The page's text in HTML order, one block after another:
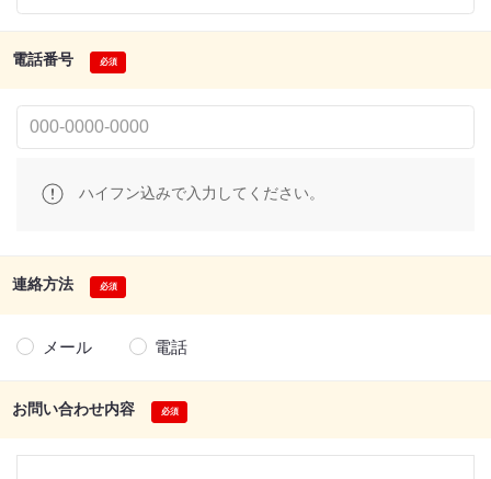
電話番号
ハイフン込みで入力してください。
連絡方法
メール 電話
お問い合わせ内容